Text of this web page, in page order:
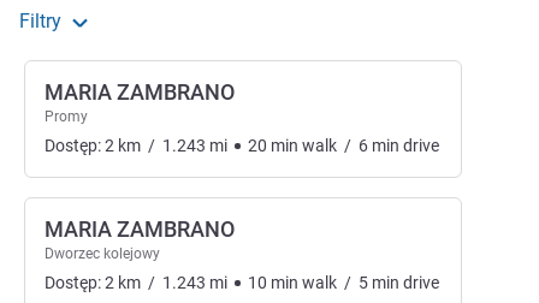
Filtry
MARIA ZAMBRANO
Promy
Dostęp:2 km / 1.243 mi 20 min walk / 6 min drive
MARIA ZAMBRANO
Dworzec kolejowy
Dostęp:2 km / 1.243 mi 10 min walk / 5 min drive